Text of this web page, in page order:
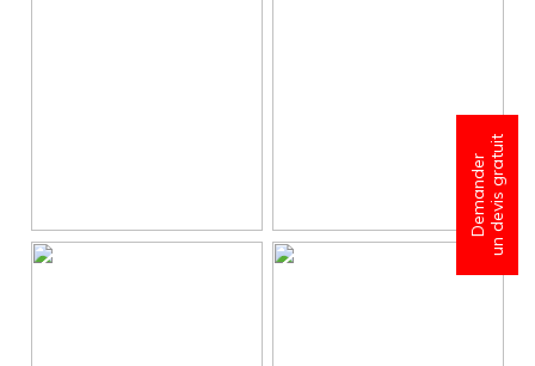
Demanderun devis gratuit